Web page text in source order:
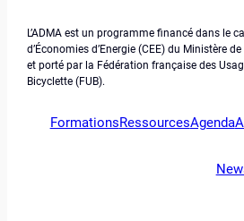
L’ADMA est un programme financé dans le
d’Économies d’Energie (CEE) du Ministère
et porté par la Fédération française des
Bicyclette (FUB).
FormationsRessourcesAgenda